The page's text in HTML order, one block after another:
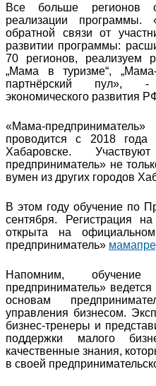
Все больше регионов
реализации
обратной связи от
развитии программы:
70 регионов, реализуем
„Мама в туризме“,
партнёрский пул», -
экономического развития
«Мама-
проводится с 2018
Хабаровске.
предприниматель» не
вумен из других городов
В этом году обучение по
сентября. Регистрация
открыта на
предприниматель»
Напомним,
предприниматель»
основам
управления бизнесом.
бизнес-тренеры и
поддержки малого
качественные знания,
в своей